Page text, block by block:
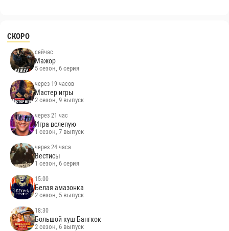
СКОРО
сейчас
Мажор
5 сезон, 6 серия
через 19 часов
Мастер игры
2 сезон, 9 выпуск
через 21 час
Игра вслепую
1 сезон, 7 выпуск
через 24 часа
Вестисы
1 сезон, 6 серия
15:00
Белая амазонка
2 сезон, 5 выпуск
18:30
Большой куш Бангкок
2 сезон, 6 выпуск